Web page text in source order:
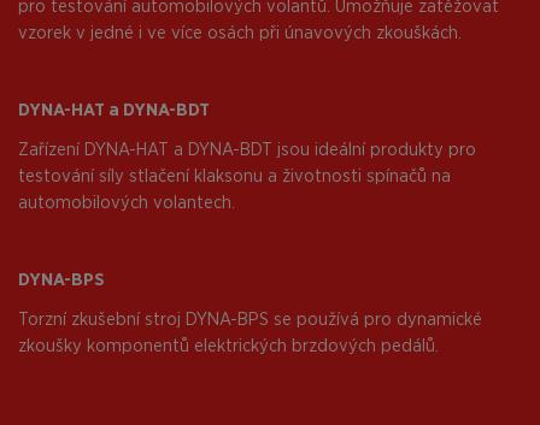
pro testování automobilových volantů. Umožňuje zatěžovat
vzorek v jedné i ve více osách při únavových zkouškách.
DYNA-HAT a DYNA-BDT
Zařízení DYNA-HAT a DYNA-BDT jsou ideální produkty pro
testování síly stlačení klaksonu a životnosti spínačů na
automobilových volantech.
DYNA-BPS
Torzní zkušební stroj DYNA-BPS se používá pro dynamické
zkoušky komponentů elektrických brzdových pedálů.